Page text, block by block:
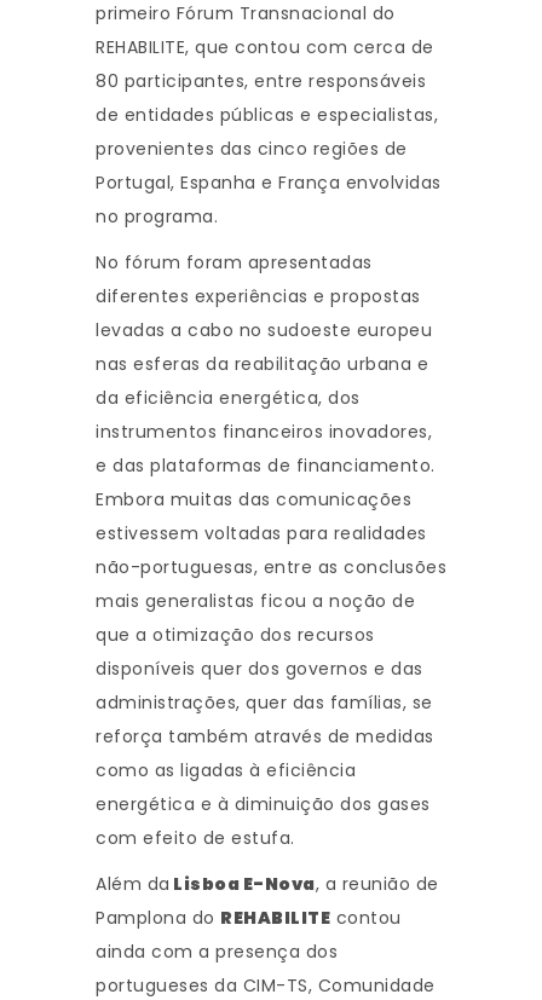
primeiro Fórum Transnacional do
REHABILITE, que contou com cerca de
80 participantes, entre responsáveis
de entidades públicas e especialistas,
provenientes das cinco regiões de
Portugal, Espanha e França envolvidas
no programa.
No fórum foram apresentadas
diferentes experiências e propostas
levadas a cabo no sudoeste europeu
nas esferas da reabilitação urbana e
da eficiência energética, dos
instrumentos financeiros inovadores,
e das plataformas de financiamento.
Embora muitas das comunicações
estivessem voltadas para realidades
não-portuguesas, entre as conclusões
mais generalistas ficou a noção de
que a otimização dos recursos
disponíveis quer dos governos e das
administrações, quer das famílias, se
reforça também através de medidas
como as ligadas à eficiência
energética e à diminuição dos gases
com efeito de estufa.
Além da Lisboa E-Nova, a reunião de
Pamplona do REHABILITE contou
ainda com a presença dos
portugueses da CIM-TS, Comunidade